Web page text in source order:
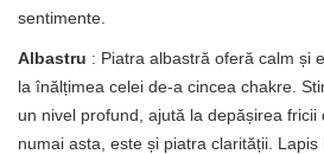
sentimente.
Albastru : Piatra albastră oferă calm și
la înălțimea celei de-a cincea chakre.
un nivel profund, ajută la depășirea
numai asta, este și piatra clarității.